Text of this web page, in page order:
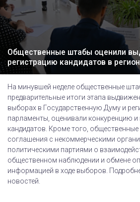
Общественные штабы оценили
регистрацию кандидатов в
На минувшей неделе общественные
предварительные итоги этапа
выборах в Государственную Думу и
парламенты, оценивали конкуренцию и
кандидатов. Кроме того,
соглашения с некоммерческими
политическими партиями о
общественном наблюдении и обмене
информацией в ходе выборов.
новостей.